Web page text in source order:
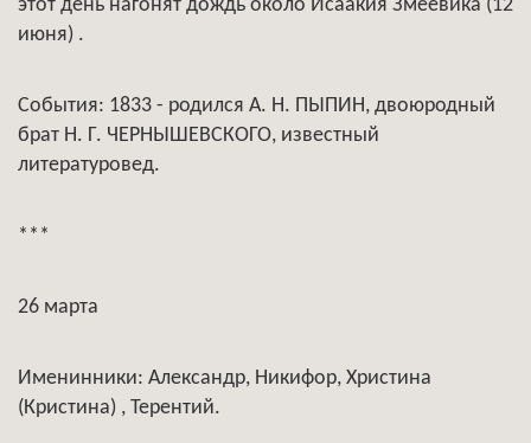
этот день нагонят дождь около Исаакия Змеевика (12
июня) .
События: 1833 - родился А. Н. ПЫПИН, двоюродный
брат Н. Г. ЧЕРНЫШЕВСКОГО, известный
литературовед.
***
26 марта
Именинники: Александр, Никифор, Христина
(Кристина) , Терентий.